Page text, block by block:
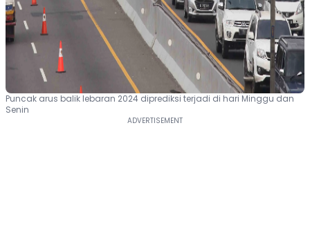
Puncak arus balik lebaran 2024 diprediksi terjadi di hari Minggu dan
Senin